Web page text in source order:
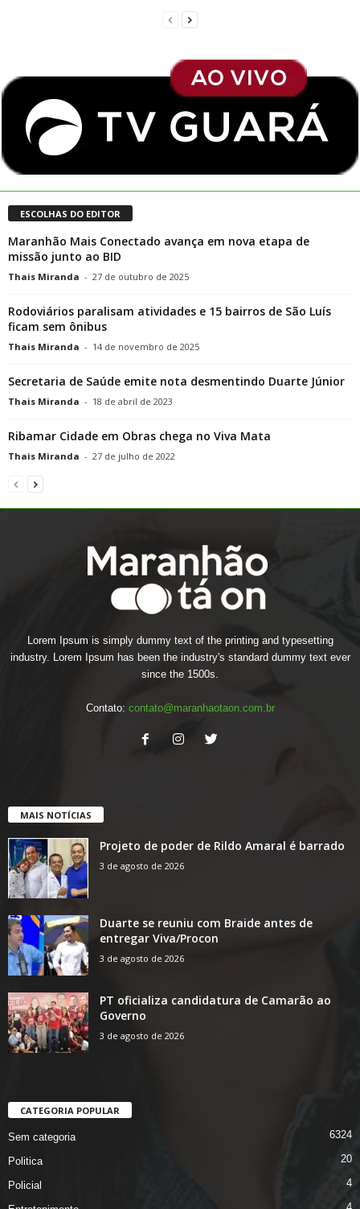
ESCOLHAS DO EDITOR
Maranhão Mais Conectado avança em nova etapa de
missão junto ao BID
Thais Miranda - 27 de outubro de 2025
Rodoviários paralisam atividades e 15 bairros de São Luís
ficam sem ônibus
Thais Miranda - 14 de novembro de 2025
Secretaria de Saúde emite nota desmentindo Duarte Júnior
Thais Miranda - 18 de abril de 2023
Ribamar Cidade em Obras chega no Viva Mata
Thais Miranda - 27 de julho de 2022
Lorem Ipsum is simply dummy text of the printing and typesetting
industry. Lorem Ipsum has been the industry's standard dummy text ever
since the 1500s.
Contato: contato@maranhaotaon.com.br
MAIS NOTÍCIAS
Projeto de poder de Rildo Amaral é barrado
3 de agosto de 2026
Duarte se reuniu com Braide antes de
entregar Viva/Procon
3 de agosto de 2026
PT oficializa candidatura de Camarão ao
Governo
3 de agosto de 2026
CATEGORIA POPULAR
Sem categoria 6324
Politica 20
Policial 4